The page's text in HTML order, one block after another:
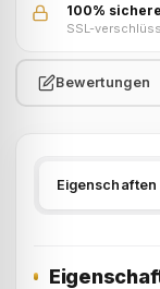
100%
SSL-
Bewertungen
Eigenschaften